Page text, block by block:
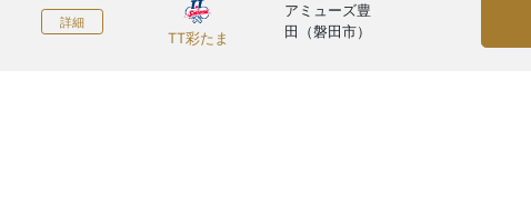
詳細
TT彩たま
アミューズ豊
田（磐田市）